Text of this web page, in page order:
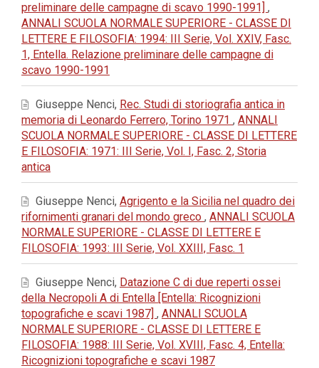
preliminare delle campagne di scavo 1990-1991] ,
ANNALI SCUOLA NORMALE SUPERIORE - CLASSE DI
LETTERE E FILOSOFIA: 1994: III Serie, Vol. XXIV, Fasc.
1, Entella. Relazione preliminare delle campagne di
scavo 1990-1991
Giuseppe Nenci, Rec. Studi di storiografia antica in
memoria di Leonardo Ferrero, Torino 1971 , ANNALI
SCUOLA NORMALE SUPERIORE - CLASSE DI LETTERE
E FILOSOFIA: 1971: III Serie, Vol. I, Fasc. 2, Storia
antica
Giuseppe Nenci, Agrigento e la Sicilia nel quadro dei
rifornimenti granari del mondo greco , ANNALI SCUOLA
NORMALE SUPERIORE - CLASSE DI LETTERE E
FILOSOFIA: 1993: III Serie, Vol. XXIII, Fasc. 1
Giuseppe Nenci, Datazione C di due reperti ossei
della Necropoli A di Entella [Entella: Ricognizioni
topografiche e scavi 1987] , ANNALI SCUOLA
NORMALE SUPERIORE - CLASSE DI LETTERE E
FILOSOFIA: 1988: III Serie, Vol. XVIII, Fasc. 4, Entella:
Ricognizioni topografiche e scavi 1987